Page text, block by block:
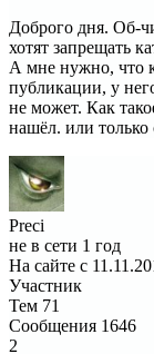
Доброго дня. Об-
хотят запрещать
А мне нужно, что
публикации, у
не может. Как
нашёл. или только
Preci
не в сети 1 год
На сайте с
Участник
Тем 71
Сообщения 1646
2